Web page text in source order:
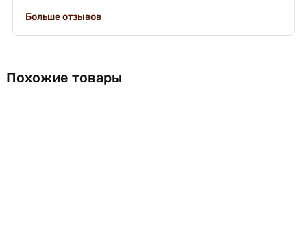
Больше отзывов
Похожие товары